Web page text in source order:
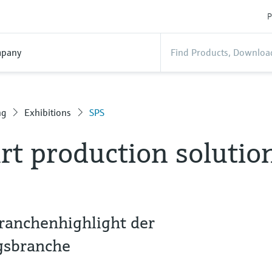
Exhibitions SPS
production
der